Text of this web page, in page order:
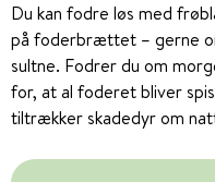
Du kan fodre løs med
på foderbrættet – gerne
sultne. Fodrer du om
for, at al foderet bliver
tiltrækker skadedyr om